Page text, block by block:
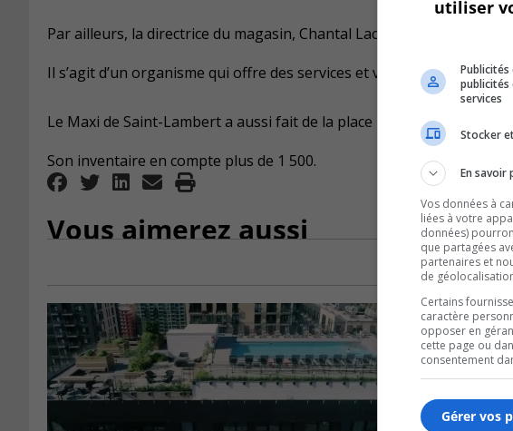
Par ailleurs, la directrice du magasin, Chantal Lacroix, a remis un
Il s’agit d’un organisme qui offre des services et vient en aide aux
Le Maxi de Saint-Lambert a aussi fait de la place pour des produits
Son inventaire en compte plus de 1 500.
Vous aimerez aussi
utiliser
publicités
services
Stocker
En savoir
Vos données à
liées à votre
données)
que partagées
partenaires et
de
Certains
caractère
opposer en
cette page ou
consentement
Gérer vos